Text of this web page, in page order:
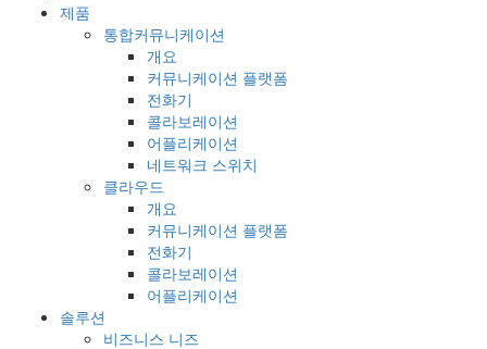
제품
통합커뮤니케이션
개요
커뮤니케이션 플랫폼
전화기
콜라보레이션
어플리케이션
네트워크 스위치
클라우드
개요
커뮤니케이션 플랫폼
전화기
콜라보레이션
어플리케이션
솔루션
비즈니스 니즈